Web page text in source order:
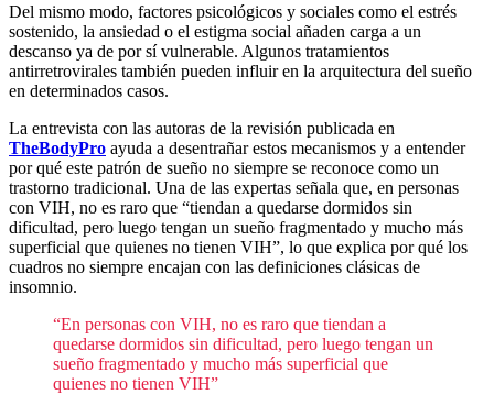
Del mismo modo, factores psicológicos y sociales como el estrés
sostenido, la ansiedad o el estigma social añaden carga a un
descanso ya de por sí vulnerable. Algunos tratamientos
antirretrovirales también pueden influir en la arquitectura del sueño
en determinados casos.
La entrevista con las autoras de la revisión publicada en
TheBodyPro ayuda a desentrañar estos mecanismos y a entender
por qué este patrón de sueño no siempre se reconoce como un
trastorno tradicional. Una de las expertas señala que, en personas
con VIH, no es raro que “tiendan a quedarse dormidos sin
dificultad, pero luego tengan un sueño fragmentado y mucho más
superficial que quienes no tienen VIH”, lo que explica por qué los
cuadros no siempre encajan con las definiciones clásicas de
insomnio.
“En personas con VIH, no es raro que tiendan a
quedarse dormidos sin dificultad, pero luego tengan un
sueño fragmentado y mucho más superficial que
quienes no tienen VIH”